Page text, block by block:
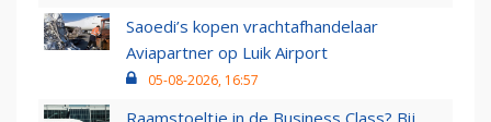
Saoedi’s kopen vrachtafhandelaar
Aviapartner op Luik Airport
05-08-2026, 16:57